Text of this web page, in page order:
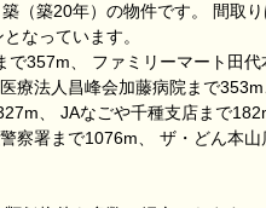
（築20年）の物件です。 間取り
なっています。
で357m、 ファミリーマート田
療法人昌峰会加藤病院まで
、 JAなごや千種支店まで
察署まで1076m、 ザ・どん本